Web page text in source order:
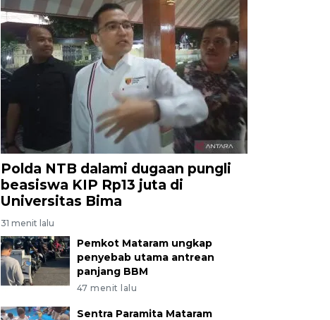
Polda NTB dalami dugaan pungli
beasiswa KIP Rp13 juta di
Universitas Bima
31 menit lalu
Pemkot Mataram ungkap
penyebab utama antrean
panjang BBM
47 menit lalu
Sentra Paramita Mataram